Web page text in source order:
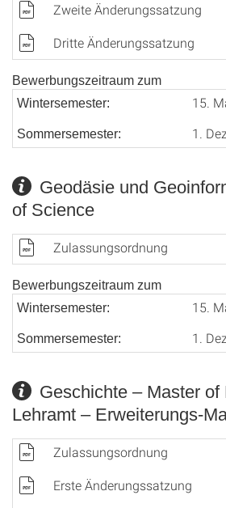
Zweite Änderungssatzung
Dritte Änderungssatzung
Bewerbungszeitraum zum
Wintersemester:
15.
Sommersemester: 1.
Geodäsie und
of Science
Zulassungsordnung
Bewerbungszeitraum zum
Wintersemester:
15.
Sommersemester: 1.
Geschichte – Master of
Lehramt – Erweiterungs-
Zulassungsordnung
Erste Änderungssatzung